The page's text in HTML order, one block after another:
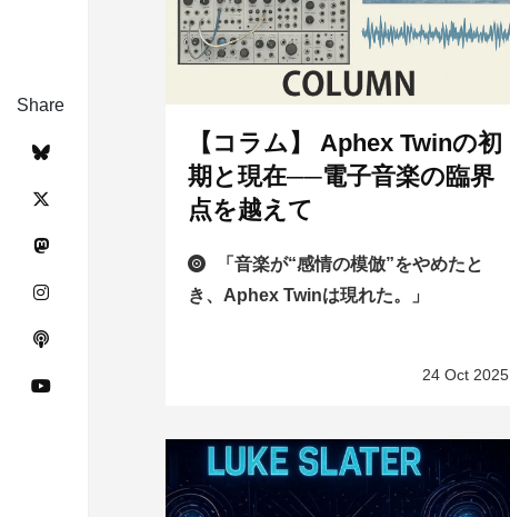
Share
【コラム】 Aphex Twinの初
期と現在──電子音楽の臨界
点を越えて
「音楽が“感情の模倣”をやめたと
き、Aphex Twinは現れた。」
24 Oct 2025